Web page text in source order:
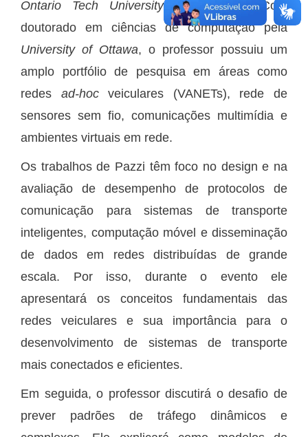
Ontario Tech University, do Canadá. Com
doutorado em ciências de computação pela
University of Ottawa, o professor possuiu um
amplo portfólio de pesquisa em áreas como
redes ad-hocveiculares (VANETs), rede de
sensores sem fio, comunicações multimídia e
ambientes virtuais em rede.
Os trabalhos de Pazzi têm foco no design e na
avaliação de desempenho de protocolos de
comunicação para sistemas de transporte
inteligentes, computação móvel e disseminação
de dados em redes distribuídas de grande
escala. Por isso, durante o evento ele
apresentará os conceitos fundamentais das
redes veiculares e sua importância para o
desenvolvimento de sistemas de transporte
mais conectados e eficientes.
Em seguida, o professor discutirá o desafio de
prever padrões de tráfego dinâmicos e